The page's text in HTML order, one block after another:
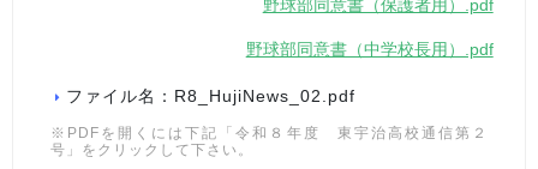
野球部同意書（保護者用）.pdf
野球部同意書（中学校長用）.pdf
ファイル名：R8_HujiNews_02.pdf
※PDFを開くには下記「令和８年度 東宇治高校通信第２
号」をクリックして下さい。